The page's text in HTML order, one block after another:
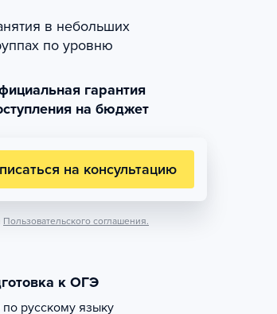
в небольших
по уровню
гарантия
на бюджет
на консультацию
Пользовательского соглашения.
к ОГЭ
русскому языку